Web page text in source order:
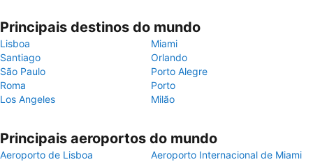
Principais destinos do mundo
Lisboa
Miami
Santiago
Orlando
São Paulo
Porto Alegre
Roma
Porto
Los Angeles
Milão
Principais aeroportos do mundo
Aeroporto de Lisboa
Aeroporto Internacional de Miami